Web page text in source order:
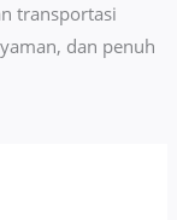
transportasi
dan penuh